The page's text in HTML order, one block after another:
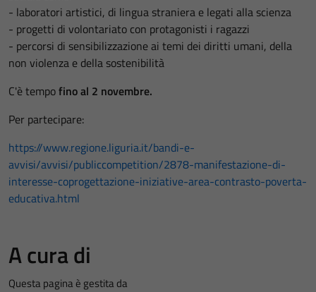
- laboratori artistici, di lingua straniera e legati alla scienza
- progetti di volontariato con protagonisti i ragazzi
- percorsi di sensibilizzazione ai temi dei diritti umani, della
non violenza e della sostenibilità
C'è tempofino al 2 novembre.
Per partecipare:
https://www.regione.liguria.it/bandi-e-
avvisi/avvisi/publiccompetition/2878-manifestazione-di-
interesse-coprogettazione-iniziative-area-contrasto-poverta-
educativa.html
A cura di
Questa pagina è gestita da